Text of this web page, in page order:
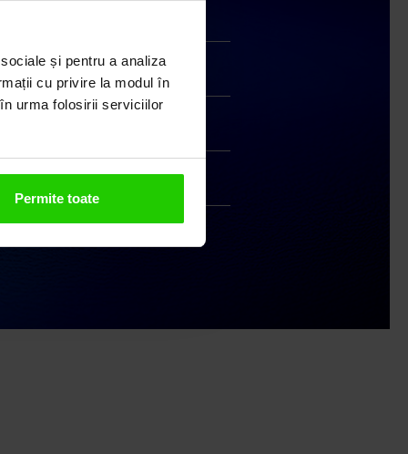
și pentru a analiza
cu privire la modul în
urma folosirii serviciilor
Permite toate
în 24 - 48h